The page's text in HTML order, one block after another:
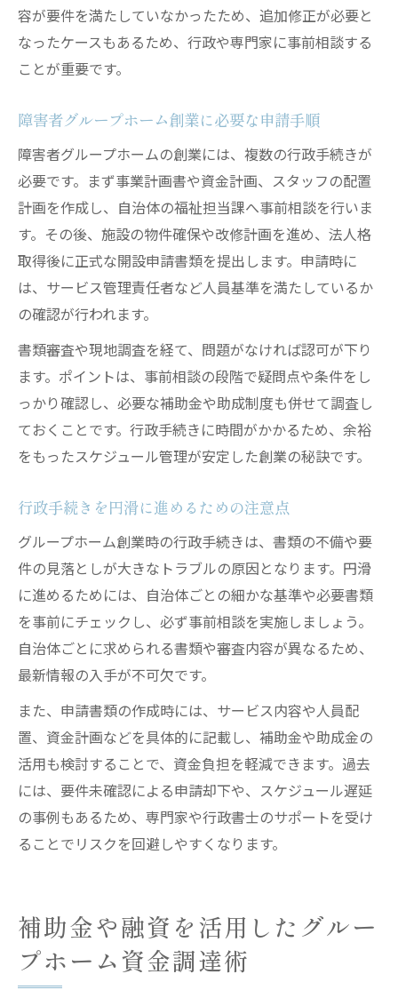
容が要件を満たしていなかったため、追加修正が必要と
なったケースもあるため、行政や専門家に事前相談する
ことが重要です。
障害者グループホーム創業に必要な申請手順
障害者グループホームの創業には、複数の行政手続きが
必要です。まず事業計画書や資金計画、スタッフの配置
計画を作成し、自治体の福祉担当課へ事前相談を行いま
す。その後、施設の物件確保や改修計画を進め、法人格
取得後に正式な開設申請書類を提出します。申請時に
は、サービス管理責任者など人員基準を満たしているか
の確認が行われます。
書類審査や現地調査を経て、問題がなければ認可が下り
ます。ポイントは、事前相談の段階で疑問点や条件をし
っかり確認し、必要な補助金や助成制度も併せて調査し
ておくことです。行政手続きに時間がかかるため、余裕
をもったスケジュール管理が安定した創業の秘訣です。
行政手続きを円滑に進めるための注意点
グループホーム創業時の行政手続きは、書類の不備や要
件の見落としが大きなトラブルの原因となります。円滑
に進めるためには、自治体ごとの細かな基準や必要書類
を事前にチェックし、必ず事前相談を実施しましょう。
自治体ごとに求められる書類や審査内容が異なるため、
最新情報の入手が不可欠です。
また、申請書類の作成時には、サービス内容や人員配
置、資金計画などを具体的に記載し、補助金や助成金の
活用も検討することで、資金負担を軽減できます。過去
には、要件未確認による申請却下や、スケジュール遅延
の事例もあるため、専門家や行政書士のサポートを受け
ることでリスクを回避しやすくなります。
補助金や融資を活用したグルー
プホーム資金調達術